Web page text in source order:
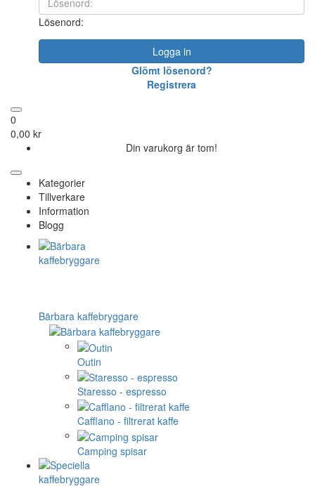
Lösenord:
Logga in
Glömt lösenord?
Registrera
0
0,00 kr
Din varukorg är tom!
Kategorier
Tillverkare
Information
Blogg
Bärbara kaffebryggare
Outin
Staresso - espresso
Cafflano - filtrerat kaffe
Camping spisar